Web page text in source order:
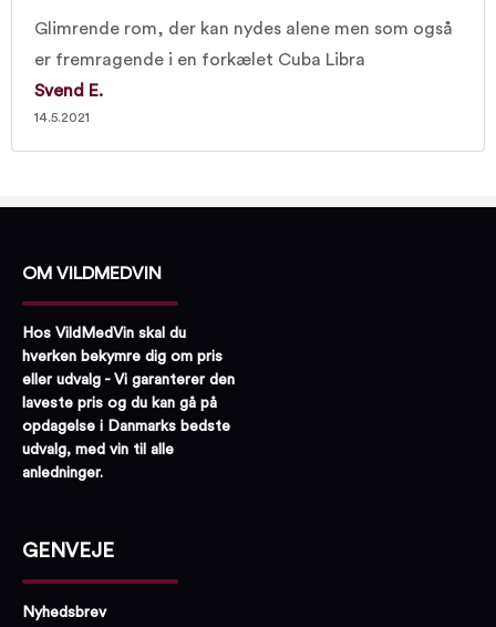
Glimrende rom, der kan nydes alene men som også
er fremragende i en forkælet Cuba Libra
Svend E.
14.5.2021
OM VILDMEDVIN
Hos VildMedVin skal du
hverken bekymre dig om pris
eller udvalg - Vi garanterer den
laveste pris og du kan gå på
opdagelse i Danmarks bedste
udvalg, med vin til alle
anledninger.
GENVEJE
Nyhedsbrev